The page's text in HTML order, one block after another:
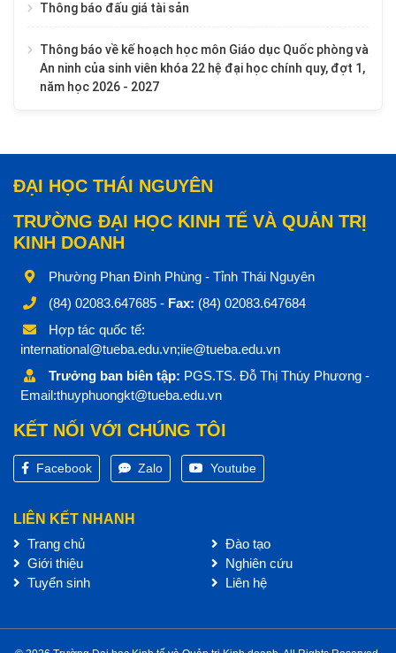
Thông báo đấu giá tài sản
Thông báo về kế hoạch học môn Giáo dục Quốc phòng và
An ninh của sinh viên khóa 22 hệ đại học chính quy, đợt 1,
năm học 2026 - 2027
ĐẠI HỌC THÁI NGUYÊN
TRƯỜNG ĐẠI HỌC KINH TẾ VÀ QUẢN TRỊ
KINH DOANH
Phường Phan Đình Phùng - Tỉnh Thái Nguyên
(84) 02083.647685 - Fax: (84) 02083.647684
Hợp tác quốc tế:
international@tueba.edu.vn;iie@tueba.edu.vn
Trưởng ban biên tập: PGS.TS. Đỗ Thị Thúy Phương -
Email:thuyphuongkt@tueba.edu.vn
KẾT NỐI VỚI CHÚNG TÔI
Facebook Zalo Youtube
LIÊN KẾT NHANH
Trang chủ
Giới thiệu
Tuyển sinh
Đào tạo
Nghiên cứu
Liên hệ